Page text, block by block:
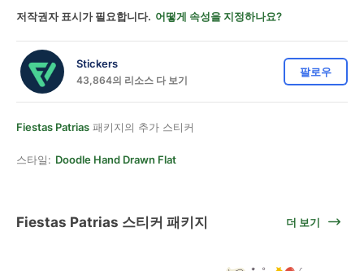
저작권자 표시가 필요합니다. 어떻게 속성을 지정하나요?
Stickers
43,864의 리소스 다 보기
팔로우
Fiestas Patrias 패키지의 추가 스티커
스타일: Doodle Hand Drawn Flat
Fiestas Patrias 스티커 패키지 더 보기